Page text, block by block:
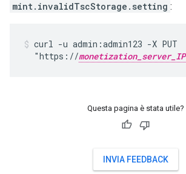
mint.invalidTscStorage.setting :
curl -u admin:admin123 -X PUT
  "https://
monetization_server_IP
Questa pagina è stata utile?
INVIA FEEDBACK